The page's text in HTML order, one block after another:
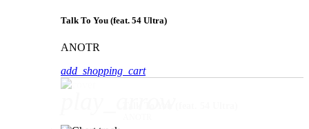
Talk To You (feat. 54 Ultra)
ANOTR
add_shopping_cart